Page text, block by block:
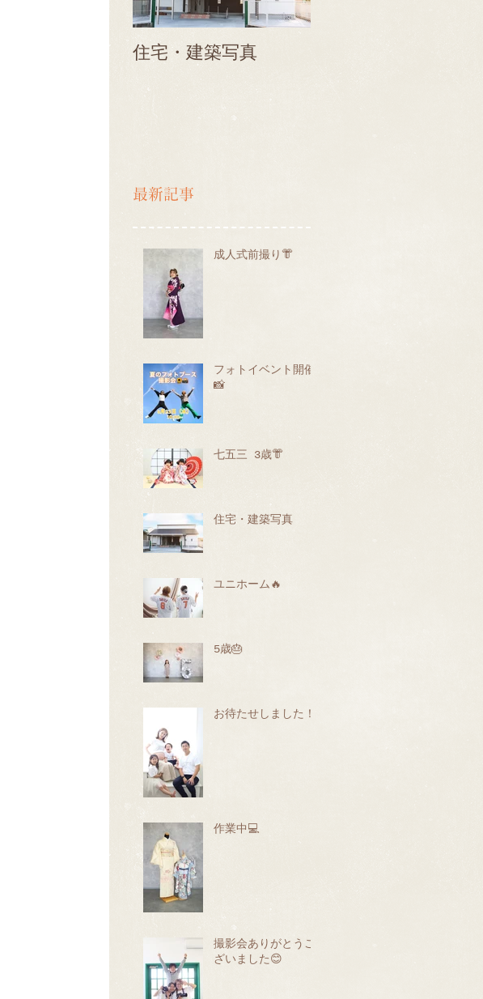
住宅・建築写真
最新記事
成人式前撮り👘
フォトイベント開催
📸
七五三 3歳👘
住宅・建築写真
ユニホーム🔥
5歳🎂
お待たせしました！
作業中💻
撮影会ありがとうご
ざいました😊